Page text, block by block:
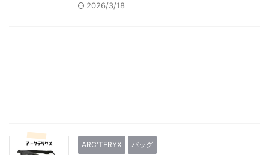
2026/3/18
ARC'TERYX バッグ